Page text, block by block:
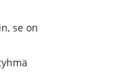
se on